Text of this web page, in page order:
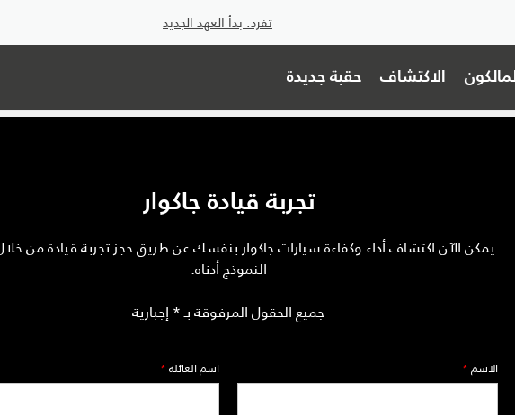
تفرد. بدأ العهد الجديد
المالكون الاكتشاف حقبة جديدة
تجربة قيادة جاكوار
يمكن الآن اكتشاف أداء وكفاءة سيارات جاكوار بنفسك عن طريق حجز تجربة قيادة من
النموذج أدناه.
جميع الحقول المرفوقة بـ * إجبارية
الاسم * اسم العائلة *